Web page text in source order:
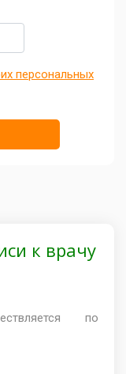
персональных
к врачу
по